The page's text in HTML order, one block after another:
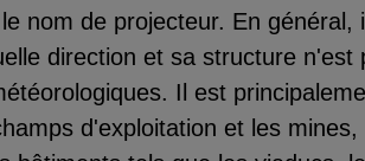
nom de projecteur. En général,
direction et sa structure n'est
Il est
d'exploitation et les